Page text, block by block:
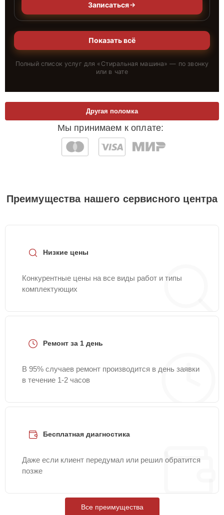
Записаться
Показать всё
Полный список услуг для « Стиральная машина» — по звонку
или в чате
Мы принимаем к оплате:
Другая поломка
Преимущества нашего сервисного центра
Низкие цены
Конкурентные цены на все виды работ и типы
комплектующих
Ремонт за 1 день
В 95% случаев ремонт производится в день заявки
в течение 1-2 часов
Бесплатная диагностика
Даже если клиент передумал или решил обратится
позже
Все преимущества